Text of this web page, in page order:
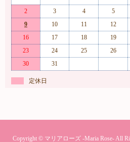
2
3 4 5
9
10 11 12
16
17 18 19
23
24 25 26
30
31
定休日
Copyright © マリアローズ -Maria Rose- All